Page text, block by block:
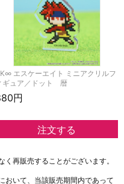
エスケーエイト ミニアクリルフ
ギュア／ドット 暦
円
再販売することがございます。
おいて、当該販売期間内であって